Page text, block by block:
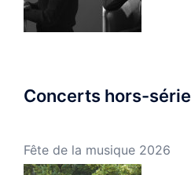
Concerts hors-série
Fête de la musique 2026